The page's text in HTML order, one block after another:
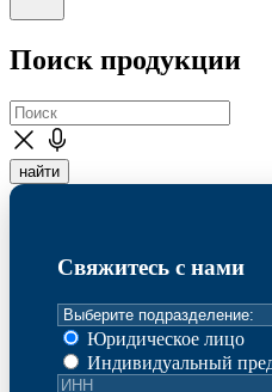
Поиск продукции
найти
Свяжитесь с нами
Юридическое лицо
Индивидуальный